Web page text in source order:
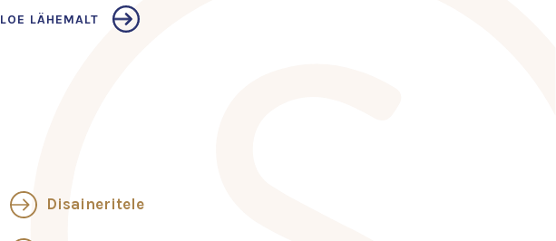
LOE LÄHEMALT
Disaineritele